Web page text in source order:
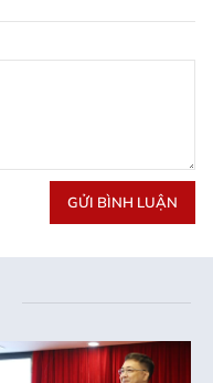
GỬI BÌNH LUẬN